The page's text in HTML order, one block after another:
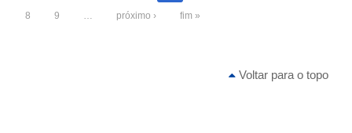
8 9 próximo › fim »
Voltar para o topo